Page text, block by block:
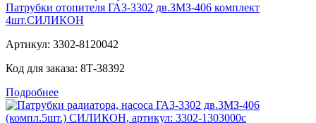
Патрубки отопителя ГАЗ-3302 дв.ЗМЗ-406 комплект
4шт.СИЛИКОН
Артикул: 3302-8120042
Код для заказа: 8Т-38392
Подробнее